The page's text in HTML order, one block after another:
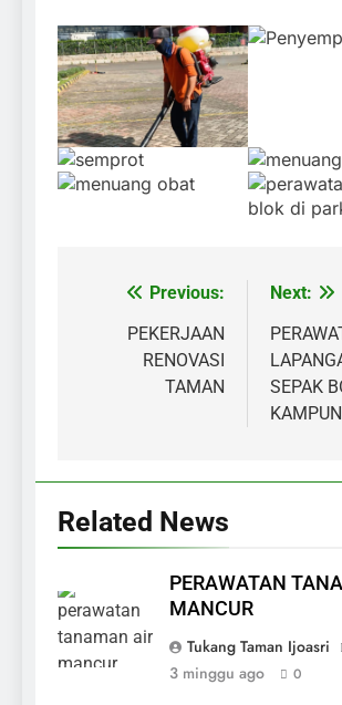
NavigasiPrevious:
PEKERJAAN
RENOVASI
TAMAN
Next:
SEPAK
Related News
PERAWATAN
MANCUR
Tukang Taman Ijoasri
3 minggu ago
0